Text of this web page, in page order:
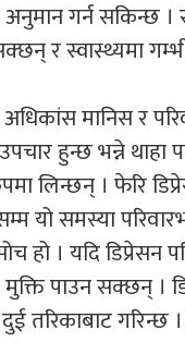
गर्न सकिन्छ
र स्वास्थ्यमा
मानिस र
हुन्छ भन्ने थाहा
लिन्छन् । फेरि
यो समस्या
। यदि डिप्रेसन
पाउन सक्छन् ।
तरिकाबाट गरिन्छ